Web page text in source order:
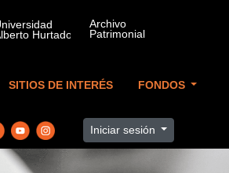
SITIOS DE INTERÉS FONDOS
Iniciar sesión